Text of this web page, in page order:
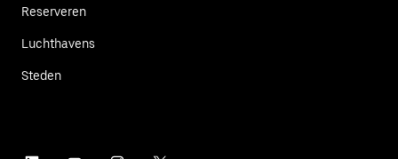
Reserveren
Luchthavens
Steden